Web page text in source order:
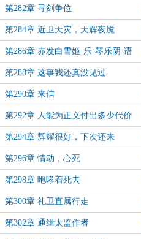
第282章 寻剑争位
第284章 近卫天灾，天辉夜魇
第286章 赤发白雪姬·乐·琴乐阴·语
第288章 这事我还真没见过
第290章 来信
第292章 人能为正义付出多少代价
第294章 辉耀很好，下次还来
第296章 情动，心死
第298章 咆哮着死去
第300章 礼卫直属行走
第302章 通缉太监作者